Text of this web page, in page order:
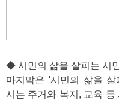
◆ 시민의 삶을 살피는 시
마지막은 '시민의 삶을
시는 주거와 복지, 교육 등